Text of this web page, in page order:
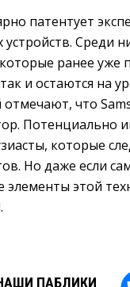
патентует
Среди
ранее уже
и остаются на
что
Потенциально
которые
Но даже если
этой
ПАБЛИКИ